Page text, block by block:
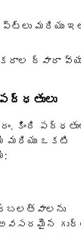
మరియు
ద్వారా
మరియు ఒకటి